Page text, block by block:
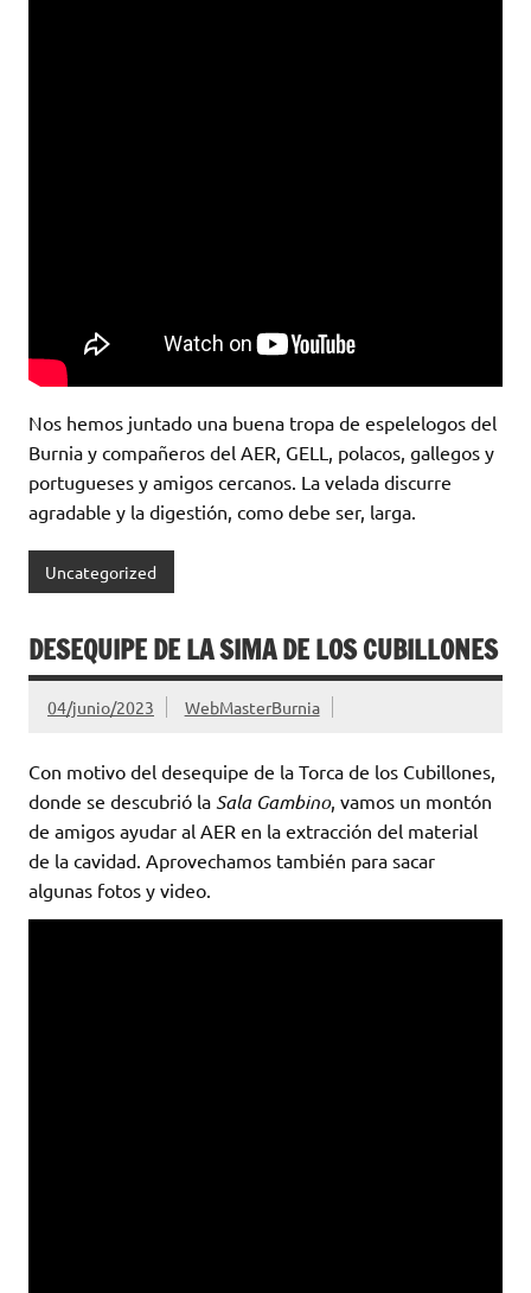
Nos hemos juntado una buena tropa de espelelogos del
Burnia y compañeros del AER, GELL, polacos, gallegos y
portugueses y amigos cercanos. La velada discurre
agradable y la digestión, como debe ser, larga.
Uncategorized
DESEQUIPE DE LA SIMA DE LOS CUBILLONES
04/junio/2023 WebMasterBurnia
Con motivo del desequipe de la Torca de los Cubillones,
donde se descubrió la Sala Gambino, vamos un montón
de amigos ayudar al AER en la extracción del material
de la cavidad. Aprovechamos también para sacar
algunas fotos y video.